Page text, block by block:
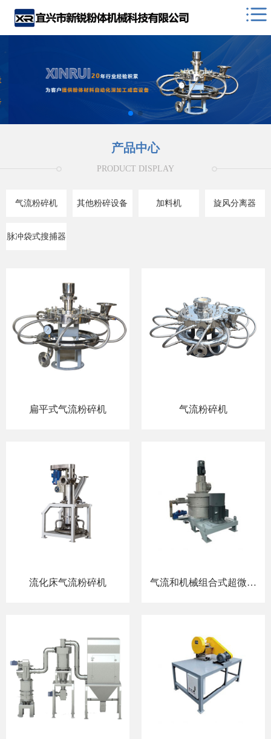
产品中心
PRODUCT DISPLAY
气流粉碎机 其他粉碎设备 加料机 旋风分离器
脉冲袋式搜捕器
扁平式气流粉碎机 气流粉碎机
流化床气流粉碎机
气流和机械组合式超微粉